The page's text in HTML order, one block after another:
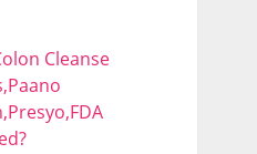
Cleanse